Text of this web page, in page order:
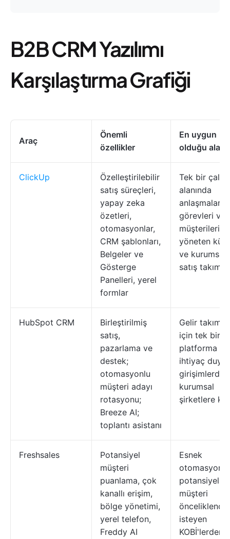
B2B CRM Yazılımı
Karşılaştırma Grafiği
Araç
Önemli
özellikler
En uygun
olduğu
ClickUp
Özelleştirilebilir
satış süreçleri,
yapay zeka
özetleri,
otomasyonlar,
CRM şablonları,
Belgeler ve
Gösterge
Panelleri, yerel
formlar
Tek bir
alanında
anlaşmaları,
görevleri ve
müşterileri
yöneten
ve kurumsal
satış
HubSpot CRM
Birleştirilmiş
satış,
pazarlama ve
destek;
otomasyonlu
müşteri adayı
rotasyonu;
Breeze AI;
toplantı asistanı
Gelir
için tek bir
platforma
ihtiyaç
girişimlerden
kurumsal
şirketlere
Freshsales
Potansiyel
müşteri
puanlama, çok
kanallı erişim,
bölge yönetimi,
yerel telefon,
Freddy AI
Esnek
otomasyon
potansiyel
müşteri
isteyen
KOBİ'lerden